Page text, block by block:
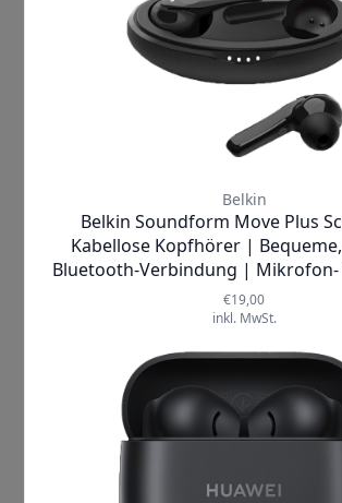
Honor |Band 7
Fitnesstracker
✘ AUSVERKAUFT